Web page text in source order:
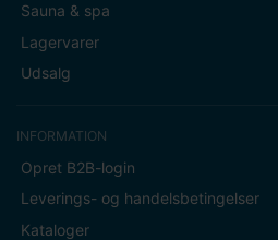
Sauna & spa
Lagervarer
Udsalg
INFORMATION
Opret B2B-login
Leverings- og handelsbetingelser
Kataloger